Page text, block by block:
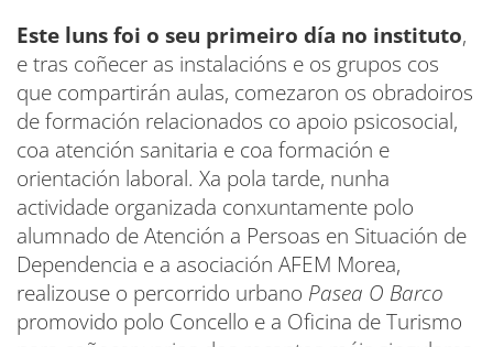
Este luns foi o seu primeiro día no instituto,
e tras coñecer as instalacións e os grupos cos
que compartirán aulas, comezaron os obradoiros
de formación relacionados co apoio psicosocial,
coa atención sanitaria e coa formación e
orientación laboral. Xa pola tarde, nunha
actividade organizada conxuntamente polo
alumnado de Atención a Persoas en Situación de
Dependencia e a asociación AFEM Morea,
realizouse o percorrido urbano Pasea O Barco
promovido polo Concello e a Oficina de Turismo